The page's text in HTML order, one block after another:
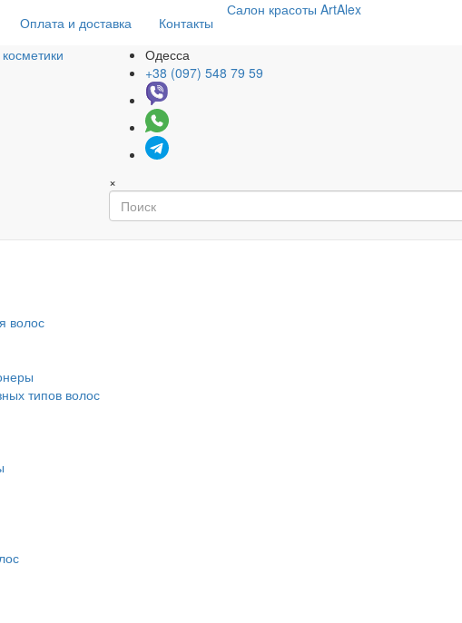
Оплата и доставка Контакты
Салон красоты ArtAlex
Одесса
+38 (097) 548 79 59
×
волос
типов волос